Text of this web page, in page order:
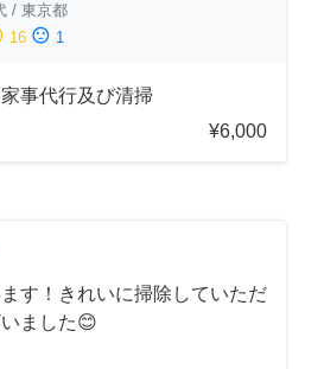
/ 東京都
16 sentiment_dissatisfied 1
事代行及び清掃
¥6,000
す！きれいに掃除していただ
ました😊